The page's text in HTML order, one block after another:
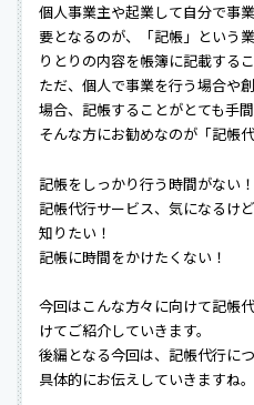
個人事業主や起業して自分で事
要となるのが、「記帳」という
りとりの内容を帳簿に記載するこ
ただ、個人で事業を行う場合や
場合、記帳することがとても手
そんな方にお勧めなのが「記帳
記帳をしっかり行う時間がない！
記帳代行サービス、気になるけ
知りたい！
記帳に時間をかけたくない！
今回はこんな方々に向けて記帳
けてご紹介していきます。
後編となる今回は、記帳代行に
具体的にお伝えしていきますね。